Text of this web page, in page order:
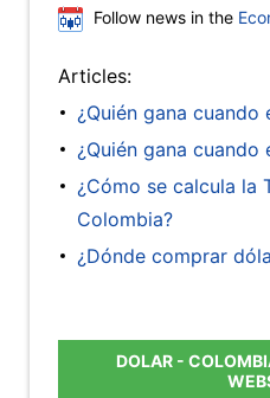
Follow news in the
Articles:
¿Quién gana cuando
¿Quién gana cuando
¿Cómo se calcula la
Colombia?
¿Dónde comprar
DOLAR -